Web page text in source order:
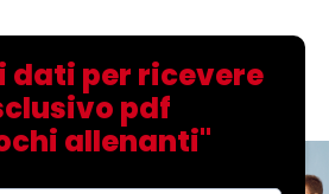
dati per ricevere
pdf
allenanti"